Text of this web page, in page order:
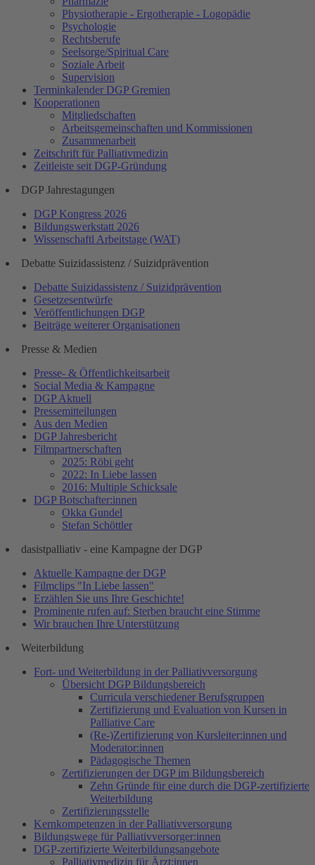
Physiotherapie - Ergotherapie - Logopädie
Psychologie
Rechtsberufe
Seelsorge/Spiritual Care
Soziale Arbeit
Supervision
Terminkalender DGP Gremien
Kooperationen
Mitgliedschaften
Arbeitsgemeinschaften und Kommissionen
Zusammenarbeit
Zeitschrift für Palliativmedizin
Zeitleiste seit DGP-Gründung
DGP Jahrestagungen
DGP Kongress 2026
Bildungswerkstatt 2026
Wissenschaftl Arbeitstage (WAT)
Debatte Suizidassistenz / Suizidprävention
Debatte Suizidassistenz / Suizidprävention
Gesetzesentwürfe
Veröffentlichungen DGP
Beiträge weiterer Organisationen
Presse & Medien
Presse- & Öffentlichkeitsarbeit
Social Media & Kampagne
DGP Aktuell
Pressemitteilungen
Aus den Medien
DGP Jahresbericht
Filmpartnerschaften
2025: Röbi geht
2022: In Liebe lassen
2016: Multiple Schicksale
DGP Botschafter:innen
Okka Gundel
Stefan Schöttler
dasistpalliativ - eine Kampagne der DGP
Aktuelle Kampagne der DGP
Filmclips "In Liebe lassen"
Erzählen Sie uns Ihre Geschichte!
Prominente rufen auf: Sterben braucht eine Stimme
Wir brauchen Ihre Unterstützung
Weiterbildung
Fort- und Weiterbildung in der Palliativversorgung
Übersicht DGP Bildungsbereich
Curricula verschiedener Berufsgruppen
Zertifizierung und Evaluation von Kursen in
Palliative Care
(Re-)Zertifizierung von Kursleiter:innen und
Moderator:innen
Pädagogische Themen
Zertifizierungen der DGP im Bildungsbereich
Zehn Gründe für eine durch die DGP-zertifizierte
Weiterbildung
Zertifizierungsstelle
Kernkompetenzen in der Palliativversorgung
Bildungswege für Palliativversorger:innen
DGP-zertifizierte Weiterbildungsangebote
Palliativmedizin für Ärzt:innen